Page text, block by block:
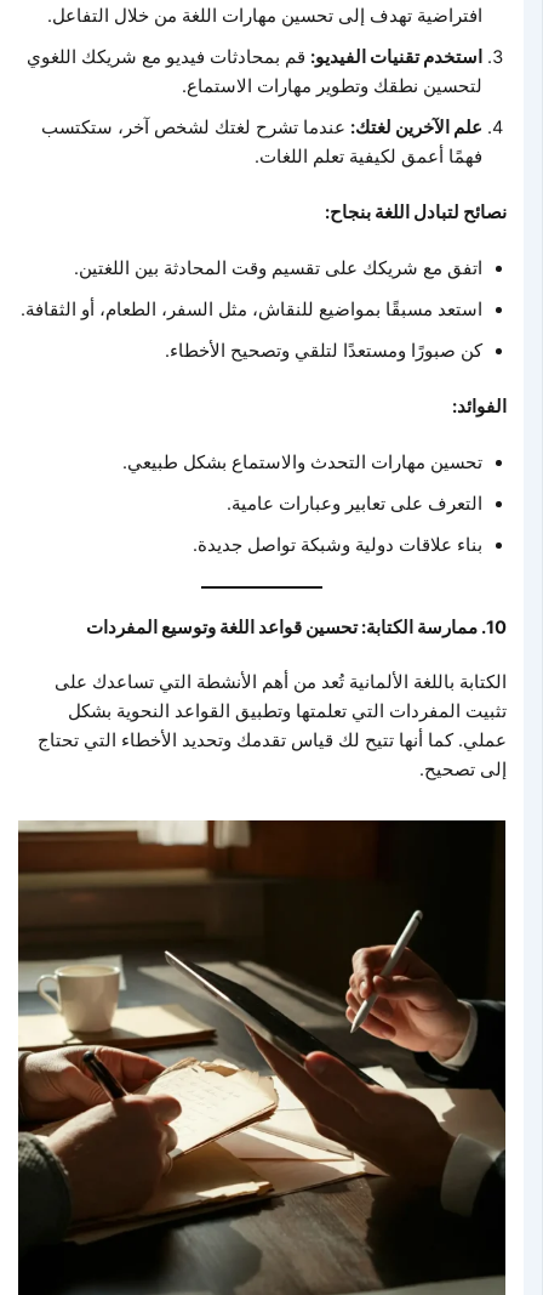
افتراضية تهدف إلى تحسين مهارات اللغة من خلال التفاعل.
استخدم تقنيات الفيديو:قم بمحادثات فيديو مع شريكك اللغوي
لتحسين نطقك وتطوير مهارات الاستماع.
علم الآخرين لغتك:عندما تشرح لغتك لشخص آخر، ستكتسب
فهمًا أعمق لكيفية تعلم اللغات.
نصائح لتبادل اللغة بنجاح:
اتفق مع شريكك على تقسيم وقت المحادثة بين اللغتين.
استعد مسبقًا بمواضيع للنقاش، مثل السفر، الطعام، أو الثقافة.
كن صبورًا ومستعدًا لتلقي وتصحيح الأخطاء.
الفوائد:
تحسين مهارات التحدث والاستماع بشكل طبيعي.
التعرف على تعابير وعبارات عامية.
بناء علاقات دولية وشبكة تواصل جديدة.
10. ممارسة الكتابة: تحسين قواعد اللغة وتوسيع المفردات
الكتابة باللغة الألمانية تُعد من أهم الأنشطة التي تساعدك على
تثبيت المفردات التي تعلمتها وتطبيق القواعد النحوية بشكل
عملي. كما أنها تتيح لك قياس تقدمك وتحديد الأخطاء التي تحتاج
إلى تصحيح.